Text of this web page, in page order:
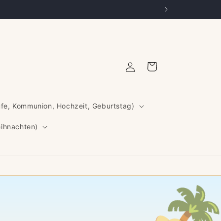
Kommunion, Hochzeit, Geburtstag)
EinloggenWarenkorb